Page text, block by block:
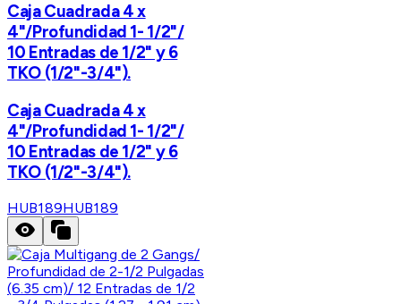
Caja Cuadrada 4 x
4"/Profundidad 1- 1/2"/
10 Entradas de 1/2" y 6
TKO (1/2"-3/4").
Caja Cuadrada 4 x
4"/Profundidad 1- 1/2"/
10 Entradas de 1/2" y 6
TKO (1/2"-3/4").
HUB189HUB189